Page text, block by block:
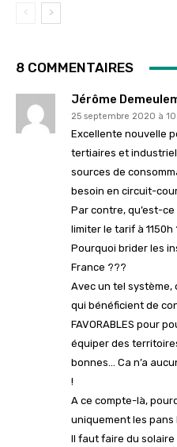
8 COMMENTAIRES
Jérôme
25 septembre 2020 à
Excellente nouvelle
tertiaires et
sources de
besoin en circuit-
Par contre, qu’est-
limiter le tarif à 1150h
Pourquoi brider les
France ???
Avec un tel système,
qui bénéficient de
FAVORABLES pour
équiper des
bonnes… Ca n’a
!
A ce compte-là,
uniquement les pans
Il faut faire du solaire